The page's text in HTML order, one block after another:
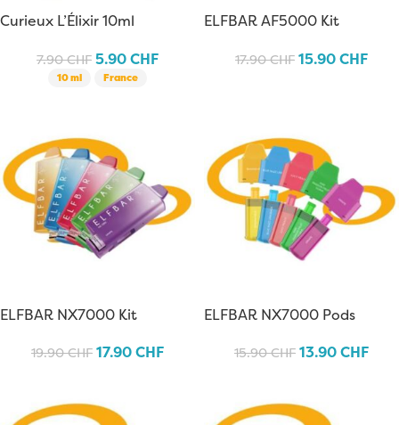
Curieux L’Élixir 10ml
7.90CHF 5.90CHF
10 ml France
ELFBAR AF5000 Kit
17.90CHF 15.90CHF
ELFBAR NX7000 Kit
19.90CHF 17.90CHF
ELFBAR NX7000 Pods
15.90CHF 13.90CHF